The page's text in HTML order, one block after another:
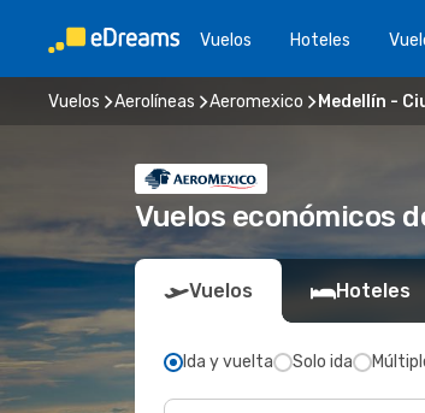
Vuelos Hoteles
Vuelos Aerolíneas Aeromexico Medellín -
Vuelos económicos
Vuelos Hoteles
Ida y vuelta Solo ida